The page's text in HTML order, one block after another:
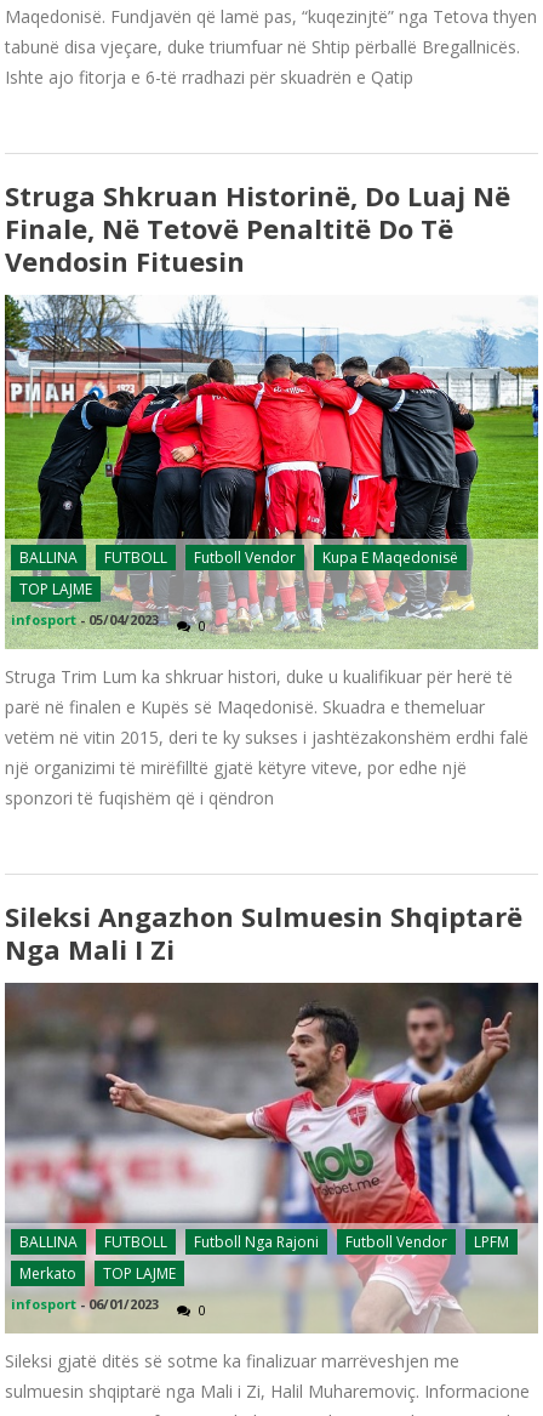
Maqedonisë. Fundjavën që lamë pas, “kuqezinjtë” nga Tetova thyen
tabunë disa vjeçare, duke triumfuar në Shtip përballë Bregallnicës.
Ishte ajo fitorja e 6-të rradhazi për skuadrën e Qatip
Struga Shkruan Historinë, Do Luaj Në
Finale, Në Tetovë Penaltitë Do Të
Vendosin Fituesin
BALLINA FUTBOLL Futboll Vendor
Kupa E Maqedonisë
TOP LAJME
infosport - 05/04/2023 0
Struga Trim Lum ka shkruar histori, duke u kualifikuar për herë të
parë në finalen e Kupës së Maqedonisë. Skuadra e themeluar
vetëm në vitin 2015, deri te ky sukses i jashtëzakonshëm erdhi falë
një organizimi të mirëfilltë gjatë këtyre viteve, por edhe një
sponzori të fuqishëm që i qëndron
Sileksi Angazhon Sulmuesin Shqiptarë
Nga Mali I Zi
BALLINA FUTBOLL Futboll Nga Rajoni Futboll Vendor
LPFM
Merkato
TOP LAJME
infosport -06/01/2023 0
Sileksi gjatë ditës së sotme ka finalizuar marrëveshjen me
sulmuesin shqiptarë nga Mali i Zi, Halil Muharemoviç. Informacione